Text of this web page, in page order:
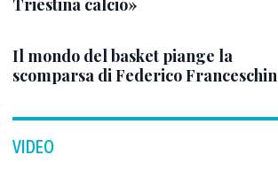
Triestina calcio»
Il mondo del basket piange la
scomparsa di Federico Franceschin
VIDEO